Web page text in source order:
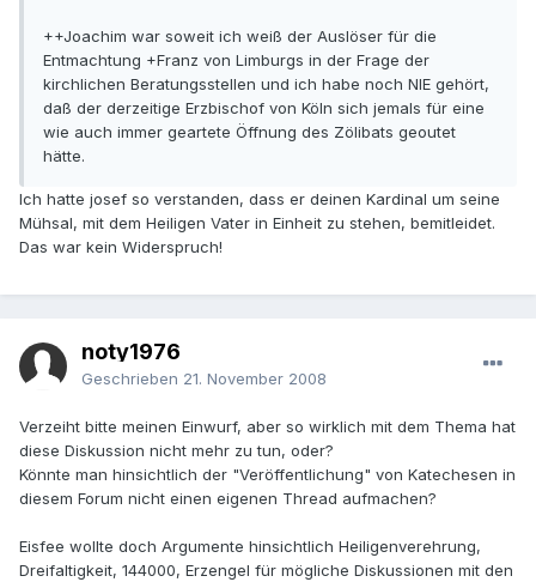
++Joachim war soweit ich weiß der Auslöser für die
Entmachtung +Franz von Limburgs in der Frage der
kirchlichen Beratungsstellen und ich habe noch NIE gehört,
daß der derzeitige Erzbischof von Köln sich jemals für eine
wie auch immer geartete Öffnung des Zölibats geoutet
hätte.
Ich hatte josef so verstanden, dass er deinen Kardinal um seine
Mühsal, mit dem Heiligen Vater in Einheit zu stehen, bemitleidet.
Das war kein Widerspruch!
noty1976
Geschrieben 21. November 2008
Verzeiht bitte meinen Einwurf, aber so wirklich mit dem Thema hat
diese Diskussion nicht mehr zu tun, oder?
Könnte man hinsichtlich der "Veröffentlichung" von Katechesen in
diesem Forum nicht einen eigenen Thread aufmachen?
Eisfee wollte doch Argumente hinsichtlich Heiligenverehrung,
Dreifaltigkeit, 144000, Erzengel für mögliche Diskussionen mit den